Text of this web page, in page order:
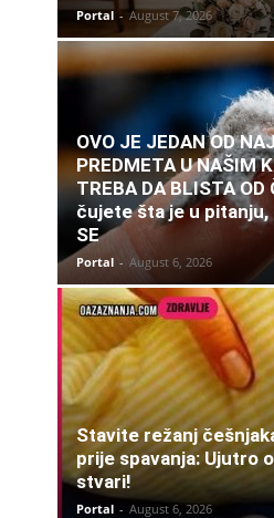
Portal - August 7, 2026
OVO JE JEDAN OD
PREDMETA U NAŠIM
TREBA DA BLISTA OD
čujete šta je u pitanju,
SE
Portal - August 6, 2026
Stavite režanj
prije spavanja: Ujutro
stvari!
Portal - August 6, 2026